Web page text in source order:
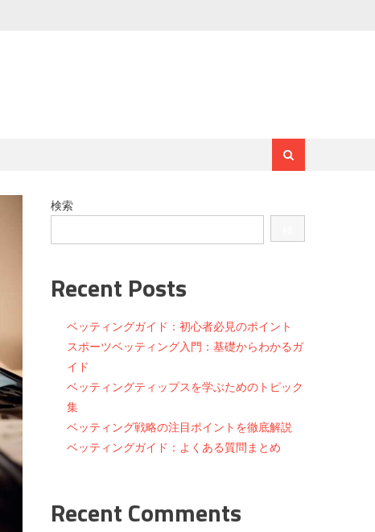
検索
Recent Posts
ベッティングガイド：初心者必見のポイント
スポーツベッティング入門：基礎からわかるガ
イド
ベッティングティップスを学ぶためのトピック
集
ベッティング戦略の注目ポイントを徹底解説
ベッティングガイド：よくある質問まとめ
Recent Comments